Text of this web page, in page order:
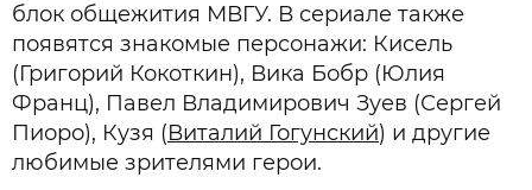
блок общежития МВГУ. В сериале также
появятся знакомые персонажи: Кисель
(Григорий Кокоткин), Вика Бобр (Юлия
Франц), Павел Владимирович Зуев (Сергей
Пиоро), Кузя (Виталий Гогунский) и другие
любимые зрителями герои.